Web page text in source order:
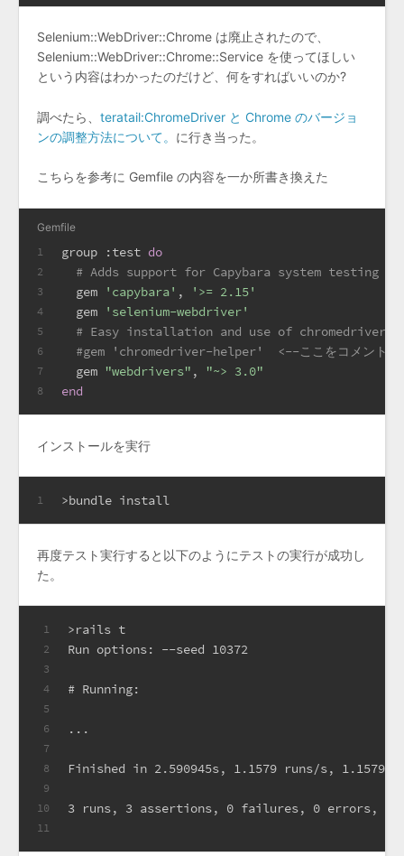
Selenium::WebDriver::Chrome は廃止されたので、
Selenium::WebDriver::Chrome::Service を使ってほしい
という内容はわかったのだけど、何をすればいいのか?
調べたら、 teratail:ChromeDriver と Chrome のバージョ
ンの調整方法について。 に行き当った。
こちらを参考に Gemfile の内容を一か所書き換えた
Gemfile
1
2
3
4
5
6
7
8
group :test do
# Adds support for Capybara system testing
  gem
'capybara' ,
'>= 2.15'
  gem
'selenium-webdriver'
# Easy installation and use of chromedriver
#gem 'chromedriver-helper'  <--ここをコメントア
  gem
"webdrivers" , "~> 3.0"
end
インストールを実行
1 >bundle install
再度テスト実行すると以下のようにテストの実行が成功し
た。
1
2
3
4
5
6
7
8
9
10
11
>rails t
Run options: --seed 10372
# Running:
...
Finished in 2.590945s, 1.1579 runs/s, 1.1579
3 runs, 3 assertions, 0 failures, 0 errors, 0